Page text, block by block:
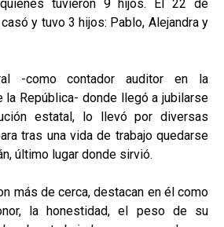
tuvieron 9 hijos. El 22 de
y tuvo 3 hijos: Pablo, Alejandra y
-como contador auditor en la
la República- donde llegó a jubilarse
estatal, lo llevó por diversas
tras una vida de trabajo quedarse
último lugar donde sirvió.
más de cerca, destacan en él como
la honestidad, el peso de su